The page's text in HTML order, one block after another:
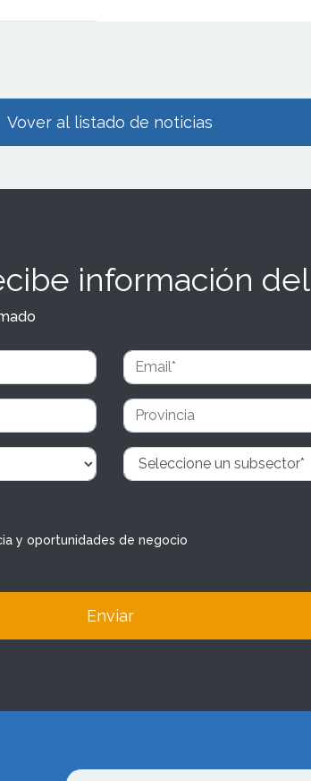
el
Vover al listado de noticias
información
y oportunidades de negocio
Enviar